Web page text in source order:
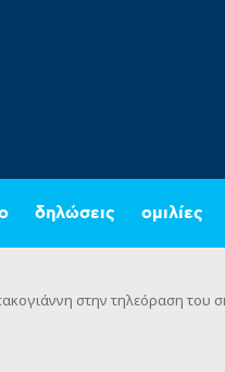
δηλώσεις ομιλίες
στην τηλεόραση του